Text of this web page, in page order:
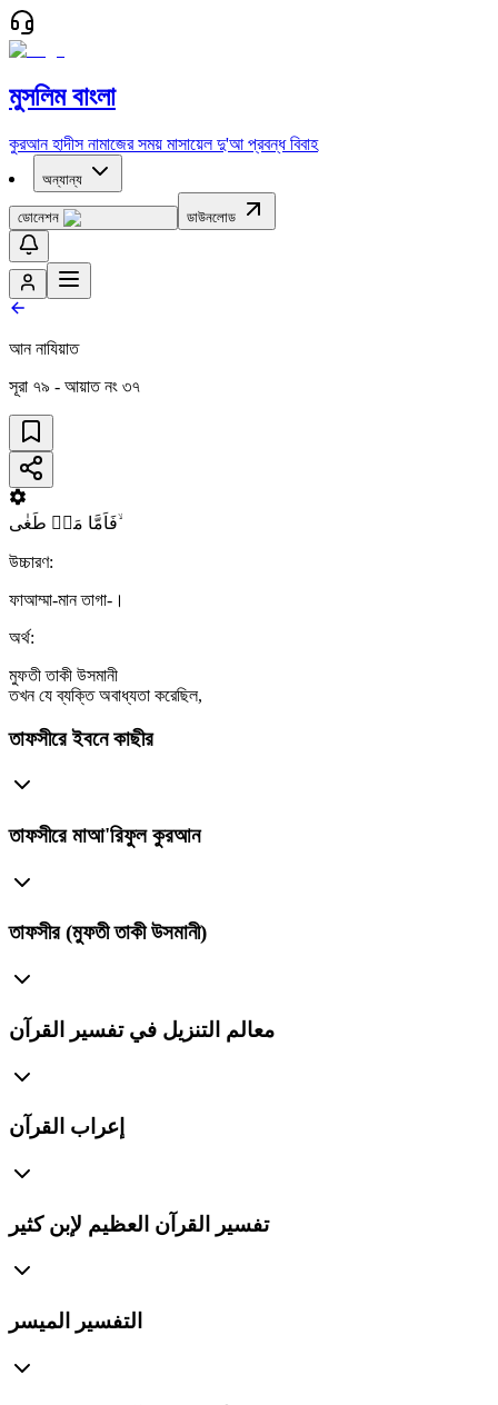
মুসলিম বাংলা
কুরআন হাদীস নামাজের সময় মাসায়েল দু'আ প্রবন্ধ বিবাহ
অন্যান্য
ডোনেশন ডাউনলোড
আন নাযিয়াত
সূরা ৭৯ - আয়াত নং ৩৭
فَاَمَّا مَنۡ طَغٰی ۙ
উচ্চারণ:
ফাআম্মা-মান তাগা-।
অর্থ:
মুফতী তাকী উসমানী
তখন যে ব্যক্তি অবাধ্যতা করেছিল,
তাফসীরে ইবনে কাছীর
তাফসীরে মাআ'রিফুল কুরআন
তাফসীর (মুফতী তাকী উসমানী)
معالم التنزيل في تفسير القرآن
إعراب القرآن
تفسير القرآن العظيم لإبن كثير
التفسير الميسر